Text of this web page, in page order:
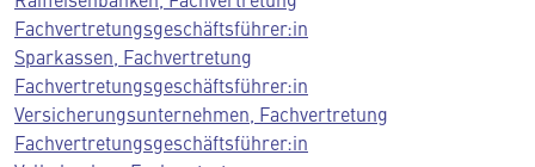
Fachvertretungsgeschäftsführer:in
Sparkassen, Fachvertretung
Fachvertretungsgeschäftsführer:in
Versicherungsunternehmen, Fachvertretung
Fachvertretungsgeschäftsführer:in